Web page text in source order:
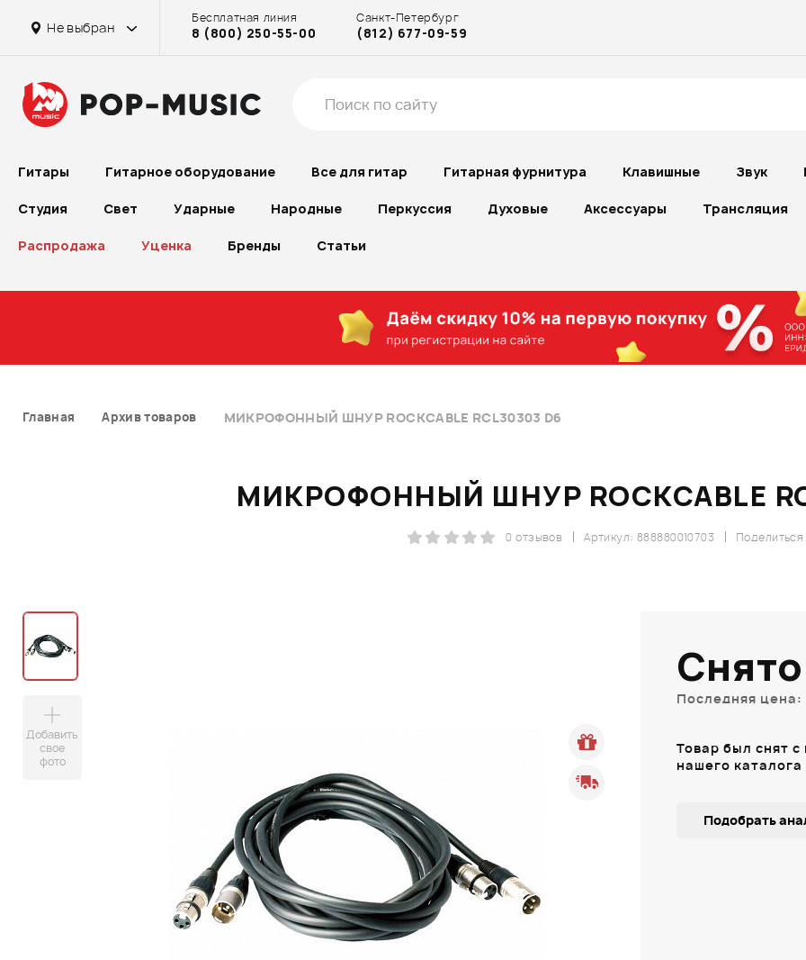
Не выбран
Бесплатная линия
8 (800) 250-55-00
Санкт-Петербург
(812) 677-09-59
Гитары Гитарное оборудование Все для гитар Гитарная фурнитура Клавишные Звук
Студия Свет Ударные Народные Перкуссия Духовые Аксессуары Трансляция
Распродажа Уценка Бренды Статьи
Главная Архив товаров МИКРОФОННЫЙ ШНУР ROCKCABLE RCL30303 D6
МИКРОФОННЫЙ ШНУР ROCKCABLE
Поделиться
Артикул: 888880010703
0 отзывов
Добавить
свое
фото
Последняя цена:
Товар был снят
нашего каталога
Подобрать